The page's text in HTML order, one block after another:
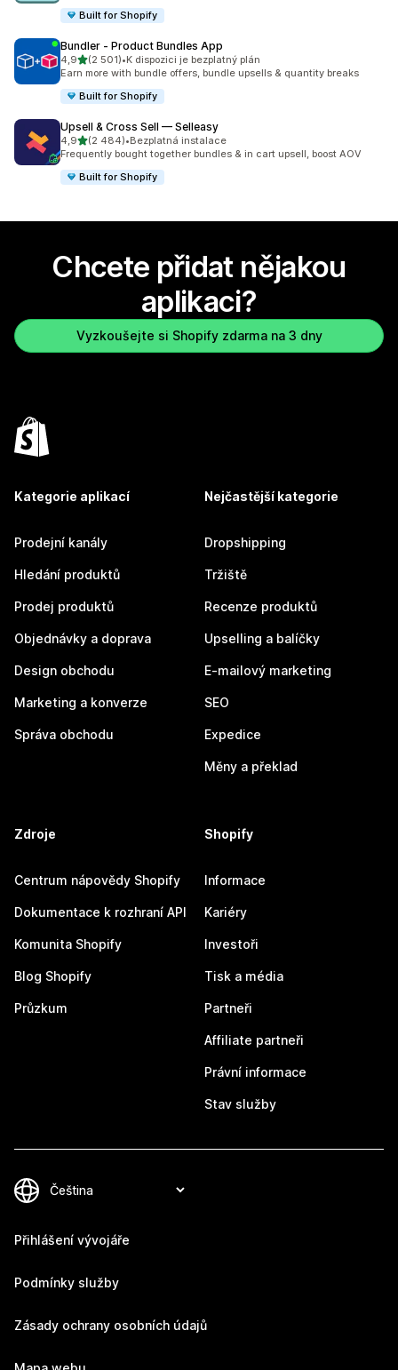
Built for Shopify
Bundler ‑ Product Bundles App
4,9z 5 hvězd
(2 501)
Celkový počet recenzí: 2501
•K dispozici je bezplatný plán
Earn more with bundle offers, bundle upsells & quantity breaks
Built for Shopify
Upsell & Cross Sell — Selleasy
4,9z 5 hvězd
(2 484)
Celkový počet recenzí: 2484
•Bezplatná instalace
Frequently bought together bundles & in cart upsell, boost AOV
Built for Shopify
Chcete přidat nějakou
aplikaci?
Vyzkoušejte si Shopify zdarma na 3 dny
Kategorie aplikací
Prodejní kanály
Hledání produktů
Prodej produktů
Objednávky a doprava
Design obchodu
Marketing a konverze
Správa obchodu
Nejčastější kategorie
Dropshipping
Tržiště
Recenze produktů
Upselling a balíčky
E-mailový marketing
SEO
Expedice
Měny a překlad
Zdroje
Centrum nápovědy Shopify
Dokumentace k rozhraní API
Komunita Shopify
Blog Shopify
Průzkum
Shopify
Informace
Kariéry
Investoři
Tisk a média
Partneři
Affiliate partneři
Právní informace
Stav služby
Přihlášení vývojáře
Podmínky služby
Zásady ochrany osobních údajů